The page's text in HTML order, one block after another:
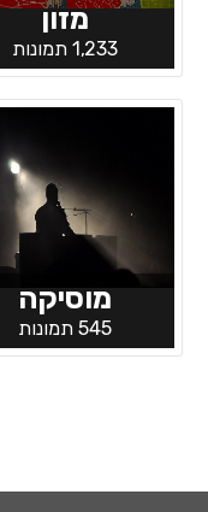
מזון
1,233 תמונות
מוסיקה
545 תמונות